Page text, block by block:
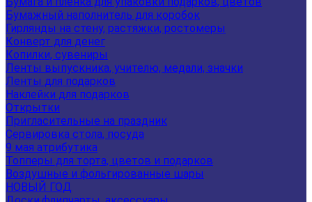
Бумажный наполнитель для коробок
Гирлянды на стену, растяжки, ростомеры
Конверт для денег
Копилки, сувениры
Ленты выпускника, учителю, медали, значки
Ленты для подарков
Наклейки для подарков
Открытки
Пригласительные на праздник
Сервировка стола, посуда
9 мая атрибутика
Топперы для торта, цветов и подарков
Воздушные и фольгированные шары
НОВЫЙ ГОД